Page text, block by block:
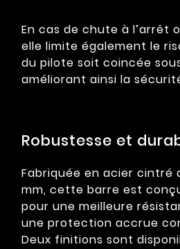
En cas de chute à l’arrêt
elle limite également le
du pilote soit coincée
améliorant ainsi la
Robustesse et
Fabriquée en acier cintré
mm, cette barre est
pour une meilleure
une protection accrue
Deux finitions sont